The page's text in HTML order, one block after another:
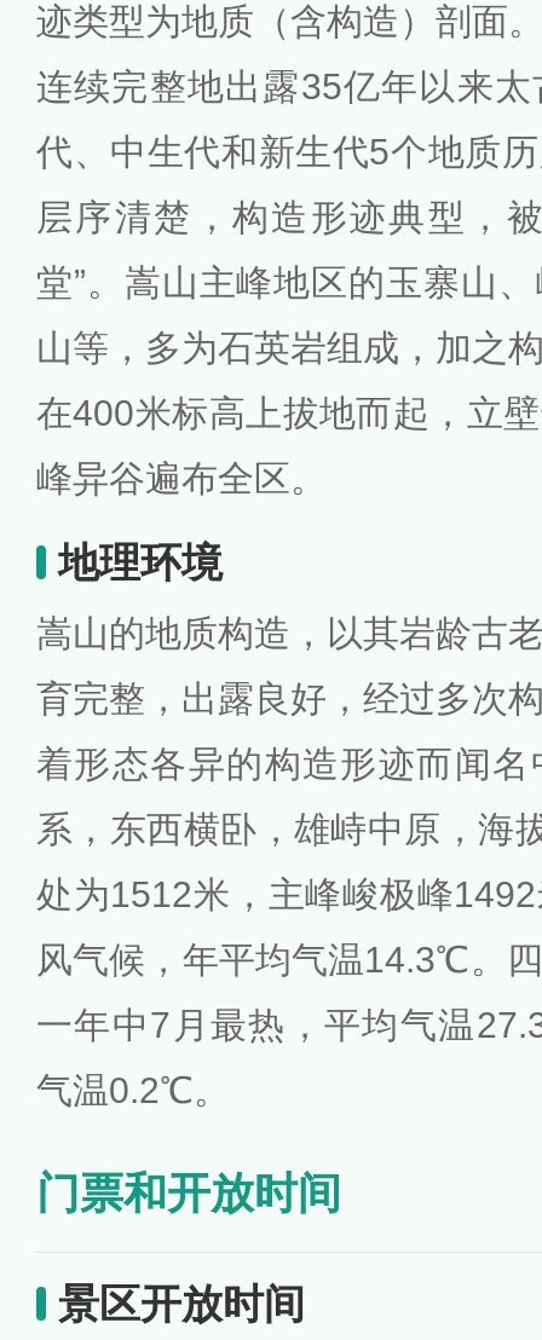
迹类型为地质（含构造）剖面
连续完整地出露35亿年以来
代、中生代和新生代5个地质
层序清楚，构造形迹典型，
堂”。嵩山主峰地区的玉寨山
山等，多为石英岩组成，加之
在400米标高上拔地而起，立
峰异谷遍布全区。
地理环境
嵩山的地质构造，以其岩龄古
育完整，出露良好，经过多次
着形态各异的构造形迹而闻
系，东西横卧，雄峙中原，海
处为1512米，主峰峻极峰
风气候，年平均气温14.3℃。
一年中7月最热，平均气温
气温0.2℃。
门票和开放时间
景区开放时间